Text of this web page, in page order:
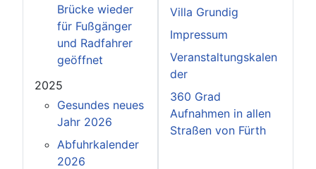
Brücke wieder
für Fußgänger
und Radfahrer
geöffnet
2025
Gesundes neues
Jahr 2026
Abfuhrkalender
2026
Villa Grundig
Impressum
Veranstaltungskalen
der
360 Grad
Aufnahmen in allen
Straßen von Fürth